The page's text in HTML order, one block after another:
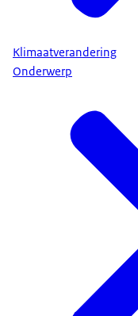
Klimaatverandering
Onderwerp